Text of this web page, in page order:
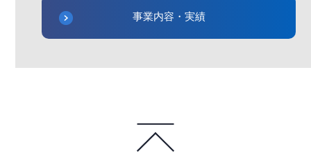
事業内容・実績